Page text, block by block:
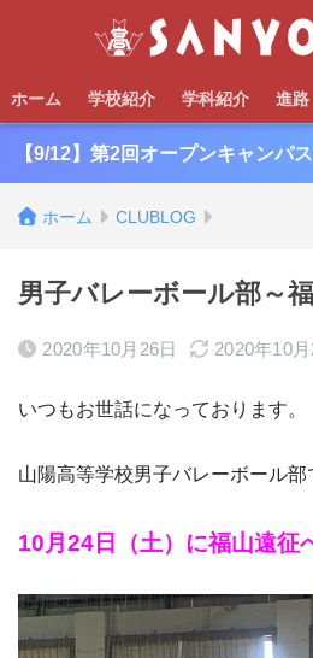
ホーム 学校紹介 学科紹介 進路
【9/12】第2回オープンキャンパ
ホーム CLUBLOG
男子バレーボール部～
2020年10月26日 2020年10月
いつもお世話になっております。
山陽高等学校男子バレーボール部
10月24日（土）に福山遠征